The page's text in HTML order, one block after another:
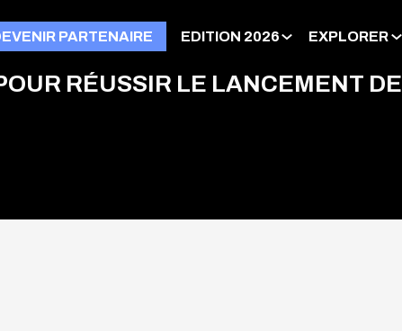
PARTENAIRE EDITION 2026 EXPLORER
RÉUSSIR LE LANCEMENT DE